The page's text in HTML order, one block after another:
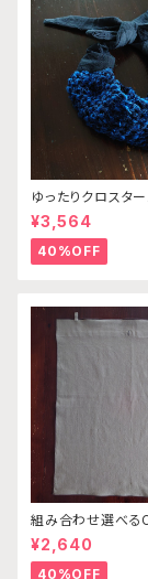
ゆったりクロスタ
編みネイビー&スラ
ット柄ネイビー
¥3,564
40%OFF
組み合わせ選べる
leエプロン ※前
ーキ （※本体部分
す）
¥2,640
40%OFF